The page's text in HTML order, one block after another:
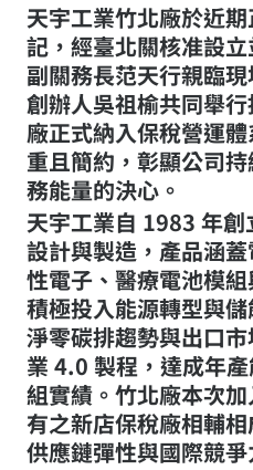
天宇工業竹北廠於近
記，經臺北關核准設
副關務長范天行親臨
創辦人吳祖榆共同舉
廠正式納入保稅營運
重且簡約，彰顯公司
務能量的決心。
天宇工業自 1983 年
設計與製造，產品涵
性電子、醫療電池模
積極投入能源轉型與
淨零碳排趨勢與出口
業 4.0 製程，達成年
組實績。竹北廠本次
有之新店保稅廠相輔
供應鏈彈性與國際競爭